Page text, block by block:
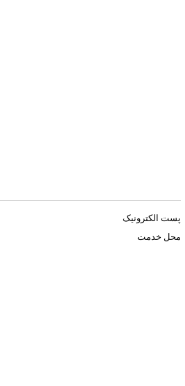
پست الکترونیک
محل خدمت